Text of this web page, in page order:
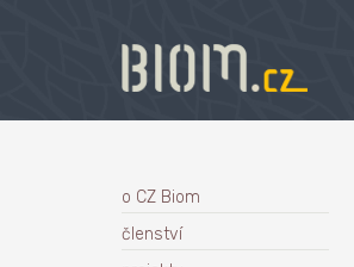
o CZ Biom
členství